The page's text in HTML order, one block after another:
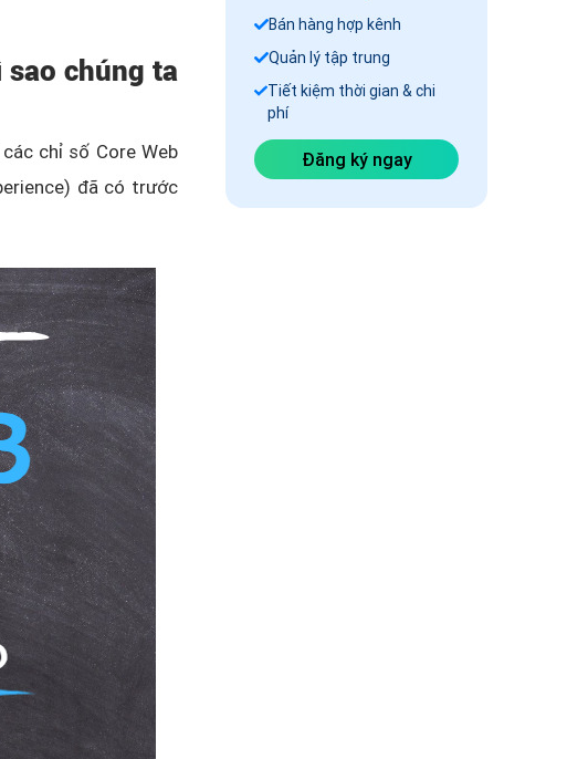
Bán hàng hợp kênh
Quản lý tập trung
Tiết kiệm thời gian & chi
phí
Đăng ký ngay
sao chúng ta
chỉ số Core Web
đã có trước